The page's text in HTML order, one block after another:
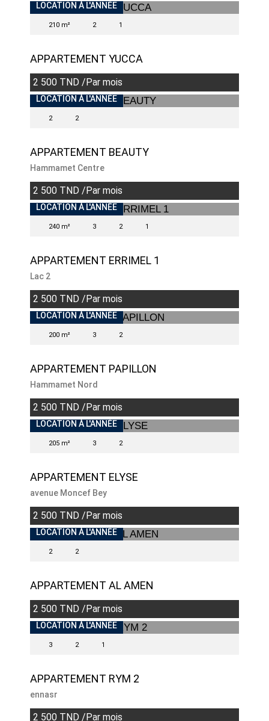
INDISPONIBLE
LOCATION À L'ANNÉE
210 m² 2 1
APPARTEMENT YUCCA
2 500 TND /Par mois
INDISPONIBLE
LOCATION À L'ANNÉE
2 2
APPARTEMENT BEAUTY
Hammamet Centre
2 500 TND /Par mois
INDISPONIBLE
LOCATION À L'ANNÉE
240 m² 3 2 1
APPARTEMENT ERRIMEL 1
Lac 2
2 500 TND /Par mois
LOCATION À L'ANNÉE
200 m² 3 2
APPARTEMENT PAPILLON
Hammamet Nord
2 500 TND /Par mois
INDISPONIBLE
LOCATION À L'ANNÉE
205 m² 3 2
APPARTEMENT ELYSE
avenue Moncef Bey
2 500 TND /Par mois
INDISPONIBLE
LOCATION À L'ANNÉE
2 2
APPARTEMENT AL AMEN
2 500 TND /Par mois
INDISPONIBLE
LOCATION À L'ANNÉE
3 2 1
APPARTEMENT RYM 2
ennasr
2 500 TND /Par mois